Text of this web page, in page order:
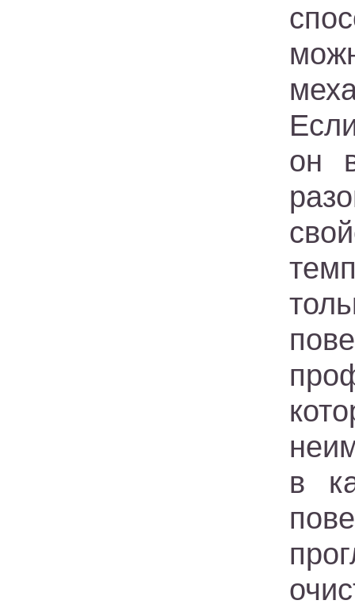
он
в